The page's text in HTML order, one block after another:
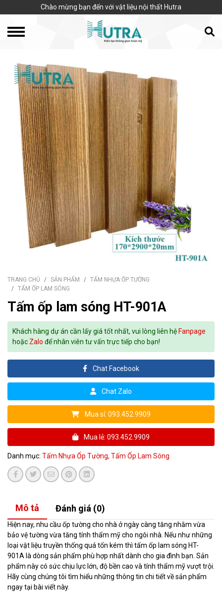
Chào mừng bạn đến với vật liệu nội thất Hutra
TRANG CHỦ SẢN PHẨM
TẤM NHỰA ỐP TƯỜNG
TẤM ỐP LAM SÓNG
Tấm ốp lam sóng HT-901A
Khách hàng dự án cần lấy giá tốt nhất, vui lòng liên hệ Fanpage
hoặc Zalo để nhân viên tư vấn trực tiếp cho bạn!
Chat Facebook
Chat Zalo
Mua sỉ: 093.452.9909
Mua lẻ: 093.452.9909
Danh mục: Tấm Nhựa Ốp Tường, Tấm Ốp Lam Sóng
Mô tả Đánh giá (0)
Hiện nay, nhu cầu ốp tường cho nhà ở ngày càng tăng nhằm vừa
bảo vệ tường vừa tăng tính thẩm mỹ cho ngôi nhà. Nếu như những
loại vật liệu truyền thống quá tốn kém thì tấm ốp lam sóng HT-
901A là dòng sản phẩm phù hợp nhất dành cho gia đình bạn. Sản
phẩm này có sức chịu lực lớn, độ bền cao và tính thẩm mỹ vượt trội.
Hãy cùng chúng tôi tìm hiểu những thông tin chi tiết về sản phẩm
ngay tại bài viết này.